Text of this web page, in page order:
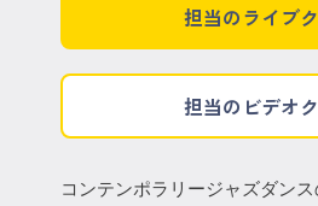
担当のライブ
担当のビデオ
コンテンポラリージャズダン